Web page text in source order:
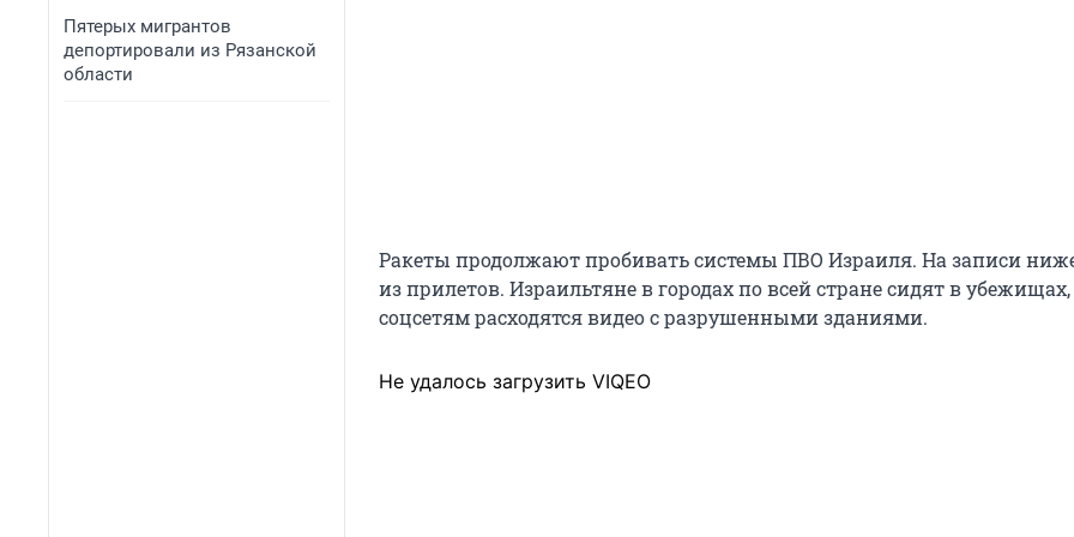
Пятерых мигрантов
депортировали из Рязанской
области
Ракеты продолжают пробивать системы ПВО Израиля. На записи
из прилетов. Израильтяне в городах по всей стране сидят в
соцсетям расходятся видео с разрушенными зданиями.
Не удалось загрузить VIQEO